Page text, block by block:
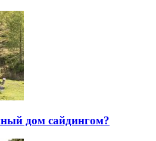
дом сайдингом?